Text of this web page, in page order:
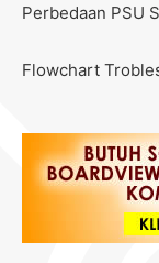
Perbedaan PSU
Flowchart